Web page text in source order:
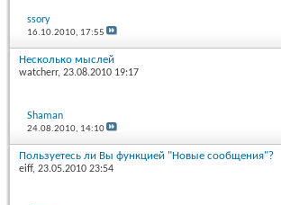
ssory
16.10.2010, 17:55
Несколько мыслей
watcherr, 23.08.2010 19:17
Shaman
24.08.2010, 14:10
Пользуетесь ли Вы функцией "Новые сообщения"?
eiff, 23.05.2010 23:54